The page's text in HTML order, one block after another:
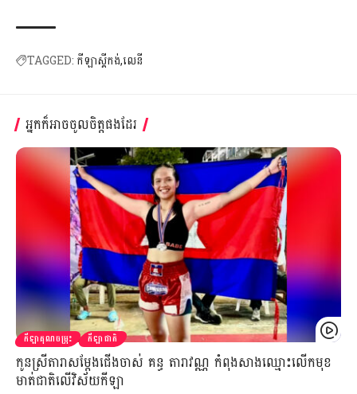
TAGGED: កីឡាស្គីកង់លេនី
អ្នកក៏អាចចូលចិត្តផងដែរ
កីឡាគុណចម្រុះ កីឡាជាតិ
កូនស្រីតារាសម្តែងជើងចាស់ គន្ធ តារាវណ្ណ កំពុងសាងឈ្មោះលើកមុខ
មាត់ជាតិលើវិស័យកីឡា